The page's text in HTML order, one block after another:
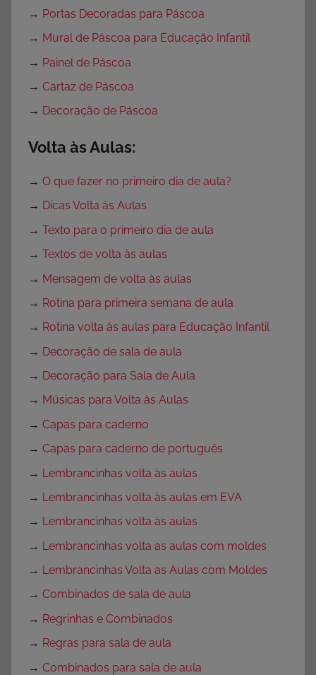
→ Portas Decoradas para Páscoa
→ Mural de Páscoa para Educação Infantil
→ Painel de Páscoa
→ Cartaz de Páscoa
→ Decoração de Páscoa
Volta às Aulas:
→ O que fazer no primeiro dia de aula?
→ Dicas Volta às Aulas
→ Texto para o primeiro dia de aula
→ Textos de volta às aulas
→ Mensagem de volta às aulas
→ Rotina para primeira semana de aula
→ Rotina volta às aulas para Educação Infantil
→ Decoração de sala de aula
→ Decoração para Sala de Aula
→ Músicas para Volta às Aulas
→ Capas para caderno
→ Capas para caderno de português
→ Lembrancinhas volta às aulas
→ Lembrancinhas volta às aulas em EVA
→ Lembrancinhas volta às aulas
→ Lembrancinhas volta as aulas com moldes
→ Lembrancinhas Volta as Aulas com Moldes
→ Combinados de sala de aula
→ Regrinhas e Combinados
→ Regras para sala de aula
→ Combinados para sala de aula